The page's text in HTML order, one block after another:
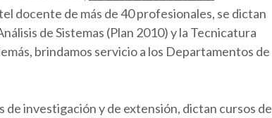
docente de más de 40 profesionales, se dictan
de Sistemas (Plan 2010) y la Tecnicatura
brindamos servicio a los Departamentos de
investigación y de extensión, dictan cursos de